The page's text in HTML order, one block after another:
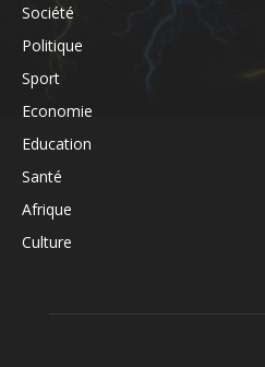
Société
Politique
Sport
Economie
Education
Santé
Afrique
Culture